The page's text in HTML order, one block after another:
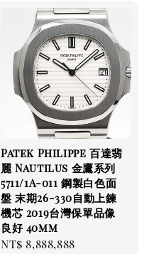
Patek Philippe 百達翡
麗 Nautilus 金鷹系列
5711/1A-011 鋼製白色面
盤 末期26-330自動上鍊
機芯 2019台灣保單品像
良好 40mm
Regular
NT$ 8,888,888